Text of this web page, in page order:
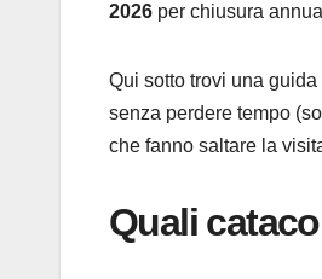
2026 per chiusura
Qui sotto trovi una
senza perdere tempo
che fanno saltare la
Quali